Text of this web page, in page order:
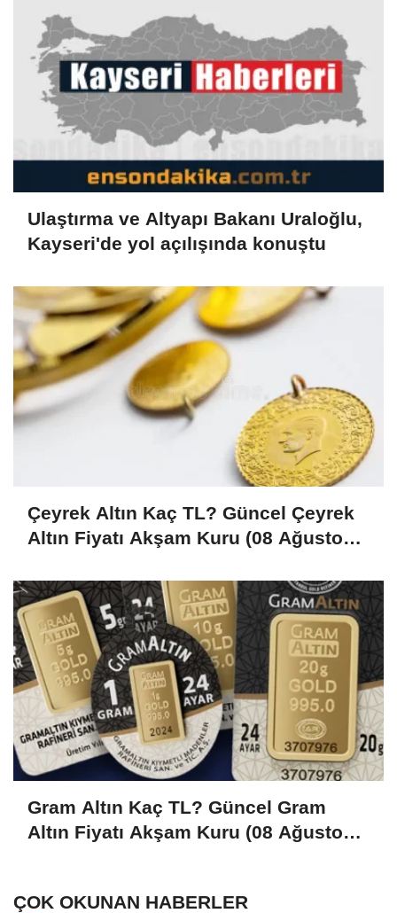
Ulaştırma ve Altyapı Bakanı Uraloğlu,
Kayseri'de yol açılışında konuştu
Çeyrek Altın Kaç TL? Güncel Çeyrek
Altın Fiyatı Akşam Kuru (08 Ağustos
Gram Altın Kaç TL? Güncel Gram
Altın Fiyatı Akşam Kuru (08 Ağustos
ÇOK OKUNAN HABERLER